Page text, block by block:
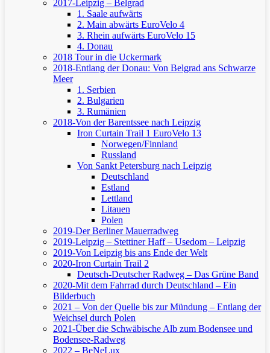
2017-Leipzig – Belgrad
1. Saale aufwärts
2. Main abwärts EuroVelo 4
3. Rhein aufwärts EuroVelo 15
4. Donau
2018 Tour in die Uckermark
2018-Entlang der Donau: Von Belgrad ans Schwarze
Meer
1. Serbien
2. Bulgarien
3. Rumänien
2018-Von der Barentssee nach Leipzig
Iron Curtain Trail 1 EuroVelo 13
Norwegen/Finnland
Russland
Von Sankt Petersburg nach Leipzig
Deutschland
Estland
Lettland
Litauen
Polen
2019-Der Berliner Mauerradweg
2019-Leipzig – Stettiner Haff – Usedom – Leipzig
2019-Von Leipzig bis ans Ende der Welt
2020-Iron Curtain Trail 2
Deutsch-Deutscher Radweg – Das Grüne Band
2020-Mit dem Fahrrad durch Deutschland – Ein
Bilderbuch
2021 – Von der Quelle bis zur Mündung – Entlang der
Weichsel durch Polen
2021-Über die Schwäbische Alb zum Bodensee und
Bodensee-Radweg
2022 – BeNeLux